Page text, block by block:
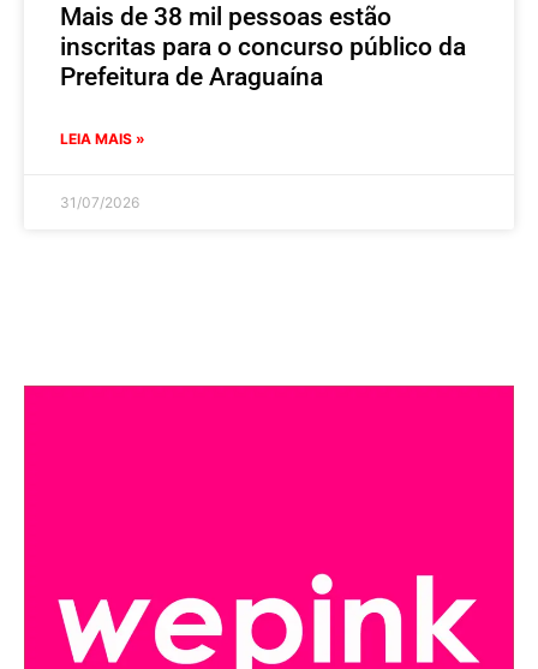
Mais de 38 mil pessoas estão
inscritas para o concurso público da
Prefeitura de Araguaína
LEIA MAIS »
31/07/2026